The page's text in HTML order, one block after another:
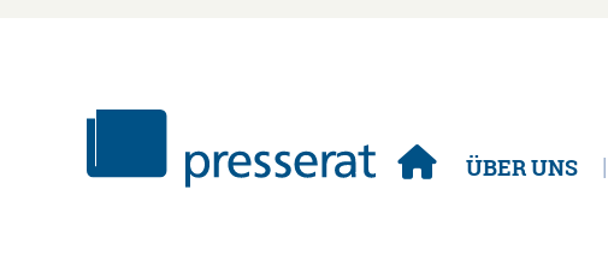
Navigation
überspringenÜBER UNS